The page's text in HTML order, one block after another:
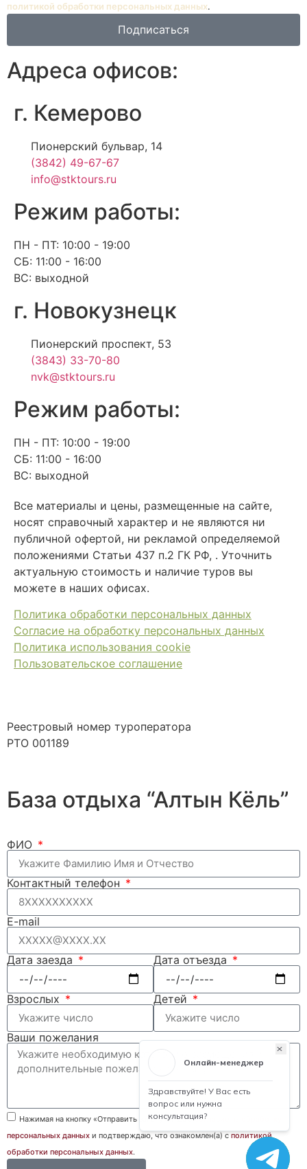
политикой обработки персональных данных.
Подписаться
Реестровый номер туроператора
РТО 001189
Адреса офисов:
г. Кемерово
Пионерский бульвар, 14
(3842) 49-67-67
info@stktours.ru
Режим работы:
ПН - ПТ: 10:00 - 19:00
СБ: 11:00 - 16:00
ВС: выходной
г. Новокузнецк
Пионерский проспект, 53
(3843) 33-70-80
nvk@stktours.ru
Режим работы:
ПН - ПТ: 10:00 - 19:00
СБ: 11:00 - 16:00
ВС: выходной
Все материалы и цены, размещенные на сайте,
носят справочный характер и не являются ни
публичной офертой, ни рекламой определяемой
положениями Статьи 437 п.2 ГК РФ, . Уточнить
актуальную стоимость и наличие туров вы
можете в наших офисах.
Политика обработки персональных данных
Согласие на обработку персональных данных
Политика использования cookie
Пользовательское соглашение
База отдыха “Алтын Кёль”
ФИО
Контактный телефон
E-mail
Дата заезда Дата отъезда
Взрослых Детей
Ваши пожелания
Нажимая на кнопку «Отправить заявку», я даюсогласие на обработку
персональных данных и подтверждаю, что ознакомлен(а) сполитикой
обработки персональных данных.